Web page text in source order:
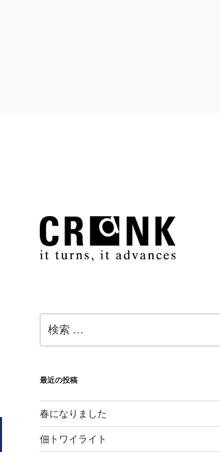
索:
最近の投稿
春になりました
佃トワイライト